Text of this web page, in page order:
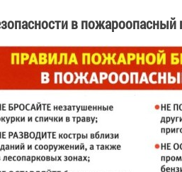
в пожароопасный